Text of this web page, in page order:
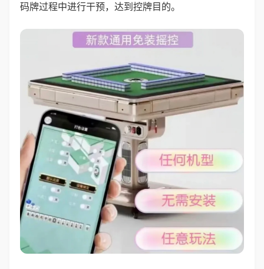
码牌过程中进行干预，达到控牌目的。